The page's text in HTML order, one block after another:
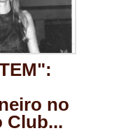
no
Club...